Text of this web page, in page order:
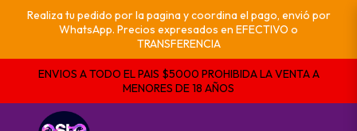
Realiza tu pedido por la pagina y coordina el pago, envió por
WhatsApp. Precios expresados en EFECTIVO o
TRANSFERENCIA
ENVIOS A TODO EL PAIS $5000 PROHIBIDA LA VENTA A
MENORES DE 18 AÑOS